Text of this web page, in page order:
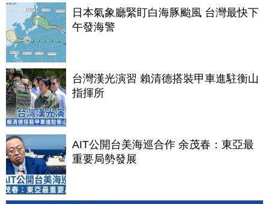
日本氣象廳緊盯白海豚颱風 台灣最快下
午發海警
台灣漢光演習 賴清德搭裝甲車進駐衡山
指揮所
AIT公開台美海巡合作 余茂春：東亞最
重要局勢發展